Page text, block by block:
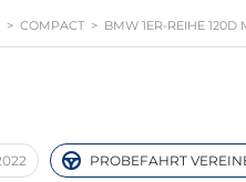
> COMPACT > BMW 1ER-REIHE 120D
PROBEFAHRT